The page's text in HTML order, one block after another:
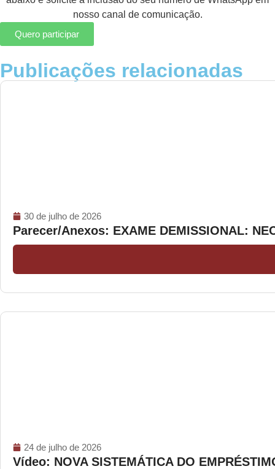
nosso canal de comunicação.
Quero participar
Publicações relacionadas
30 de julho de 2026
Parecer/Anexos: EXAME DEMISSIONAL:
24 de julho de 2026
Vídeo: NOVA SISTEMÁTICA DO